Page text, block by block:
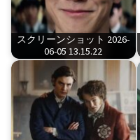
スクリーンショット 2026-
06-05 13.15.22